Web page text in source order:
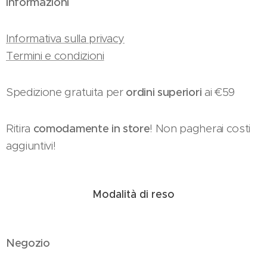
Informativa sulla privacy
Termini e condizioni
Spedizione gratuita perordini superiori ai €59
Ritira comodamente in store! Non pagherai costi
aggiuntivi!
Modalità di reso
Negozio